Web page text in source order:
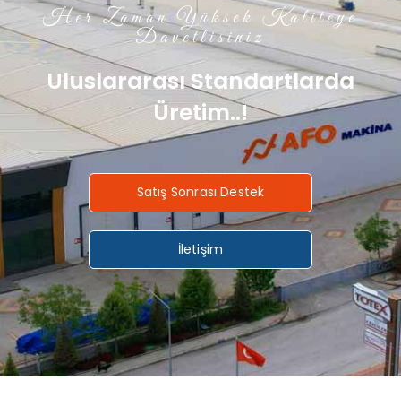
Her Zaman Yüksek Kaliteye
Davetlisiniz
Uluslararası Standartlarda
Üretim..!
Satış Sonrası Destek
İletişim